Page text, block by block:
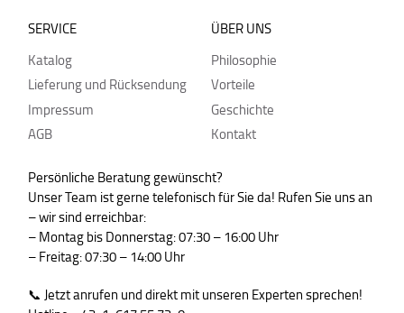
SERVICE
Katalog
Lieferung und Rücksendung
Impressum
AGB
ÜBER UNS
Philosophie
Vorteile
Geschichte
Kontakt
Persönliche Beratung gewünscht?
Unser Team ist gerne telefonisch für Sie da! Rufen Sie uns an
– wir sind erreichbar:
– Montag bis Donnerstag: 07:30 – 16:00 Uhr
– Freitag: 07:30 – 14:00 Uhr
📞 Jetzt anrufen und direkt mit unseren Experten sprechen!